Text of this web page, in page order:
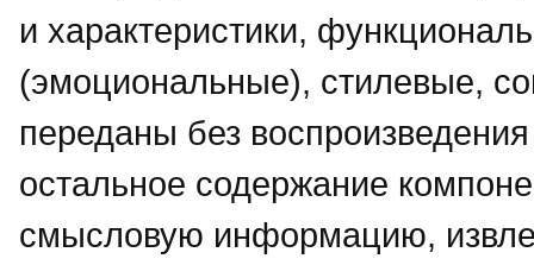
и характеристики,
(эмоциональные), стилевые,
переданы без
остальное содержание
смысловую информацию,